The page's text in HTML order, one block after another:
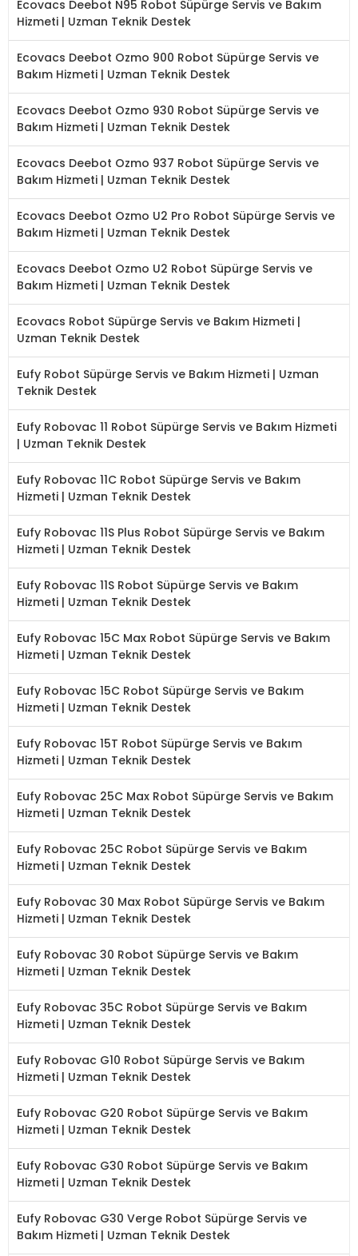
Ecovacs Deebot N95 Robot Süpürge Servis ve Bakım
Hizmeti | Uzman Teknik Destek
Ecovacs Deebot Ozmo 900 Robot Süpürge Servis ve
Bakım Hizmeti | Uzman Teknik Destek
Ecovacs Deebot Ozmo 930 Robot Süpürge Servis ve
Bakım Hizmeti | Uzman Teknik Destek
Ecovacs Deebot Ozmo 937 Robot Süpürge Servis ve
Bakım Hizmeti | Uzman Teknik Destek
Ecovacs Deebot Ozmo U2 Pro Robot Süpürge Servis ve
Bakım Hizmeti | Uzman Teknik Destek
Ecovacs Deebot Ozmo U2 Robot Süpürge Servis ve
Bakım Hizmeti | Uzman Teknik Destek
Ecovacs Robot Süpürge Servis ve Bakım Hizmeti |
Uzman Teknik Destek
Eufy Robot Süpürge Servis ve Bakım Hizmeti | Uzman
Teknik Destek
Eufy Robovac 11 Robot Süpürge Servis ve Bakım Hizmeti
| Uzman Teknik Destek
Eufy Robovac 11C Robot Süpürge Servis ve Bakım
Hizmeti | Uzman Teknik Destek
Eufy Robovac 11S Plus Robot Süpürge Servis ve Bakım
Hizmeti | Uzman Teknik Destek
Eufy Robovac 11S Robot Süpürge Servis ve Bakım
Hizmeti | Uzman Teknik Destek
Eufy Robovac 15C Max Robot Süpürge Servis ve Bakım
Hizmeti | Uzman Teknik Destek
Eufy Robovac 15C Robot Süpürge Servis ve Bakım
Hizmeti | Uzman Teknik Destek
Eufy Robovac 15T Robot Süpürge Servis ve Bakım
Hizmeti | Uzman Teknik Destek
Eufy Robovac 25C Max Robot Süpürge Servis ve Bakım
Hizmeti | Uzman Teknik Destek
Eufy Robovac 25C Robot Süpürge Servis ve Bakım
Hizmeti | Uzman Teknik Destek
Eufy Robovac 30 Max Robot Süpürge Servis ve Bakım
Hizmeti | Uzman Teknik Destek
Eufy Robovac 30 Robot Süpürge Servis ve Bakım
Hizmeti | Uzman Teknik Destek
Eufy Robovac 35C Robot Süpürge Servis ve Bakım
Hizmeti | Uzman Teknik Destek
Eufy Robovac G10 Robot Süpürge Servis ve Bakım
Hizmeti | Uzman Teknik Destek
Eufy Robovac G20 Robot Süpürge Servis ve Bakım
Hizmeti | Uzman Teknik Destek
Eufy Robovac G30 Robot Süpürge Servis ve Bakım
Hizmeti | Uzman Teknik Destek
Eufy Robovac G30 Verge Robot Süpürge Servis ve
Bakım Hizmeti | Uzman Teknik Destek